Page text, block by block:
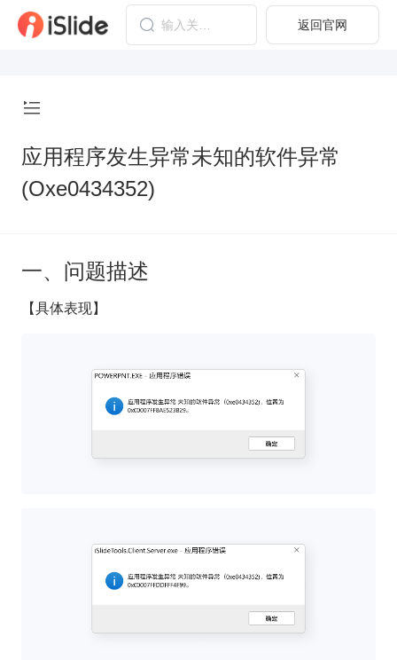
返回官网
应用程序发生异常未知的软件异常
(Oxe0434352)
一、问题描述
【具体表现】